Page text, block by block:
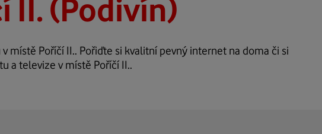
II. (Podivín)
místě Poříčí II.. Pořiďte si kvalitní pevný internet na doma či si
a televize v místě Poříčí II..